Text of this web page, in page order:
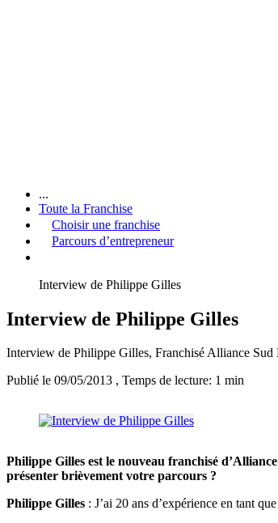
...
Toute la Franchise
Choisir une franchise
Parcours d’entrepreneur
Interview de Philippe Gilles
Interview de Philippe Gilles
Interview de Philippe Gilles, Franchisé Alliance Sud
Publié le 09/05/2013 , Temps de lecture: 1 min
Philippe Gilles est le nouveau franchisé
présenter brièvement votre parcours ?
Philippe Gilles : J’ai 20 ans d’expérience en tant